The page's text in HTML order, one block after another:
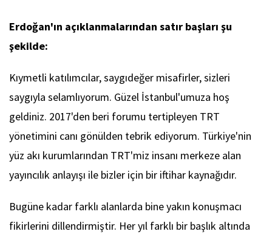
Erdoğan'ın açıklanmalarından satır başları şu
şekilde:
Kıymetli katılımcılar, saygıdeğer misafirler, sizleri
saygıyla selamlıyorum. Güzel İstanbul'umuza hoş
geldiniz. 2017'den beri forumu tertipleyen TRT
yönetimini canı gönülden tebrik ediyorum. Türkiye'nin
yüz akı kurumlarından TRT'miz insanı merkeze alan
yayıncılık anlayışı ile bizler için bir iftihar kaynağıdır.
Bugüne kadar farklı alanlarda bine yakın konuşmacı
fikirlerini dillendirmiştir. Her yıl farklı bir başlık altında